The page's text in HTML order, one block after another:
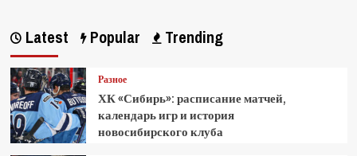
Latest Popular Trending
Разное
ХК «Сибирь»: расписание матчей,
календарь игр и история
новосибирского клуба